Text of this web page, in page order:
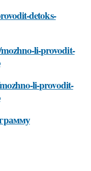
detoks-
li-provodit-
li-provodit-